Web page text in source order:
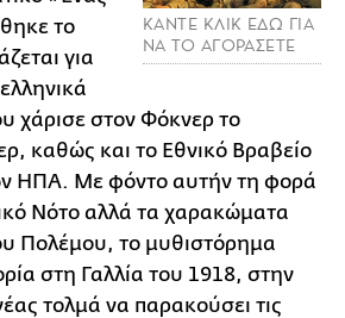
ΚΑΝΤΕ ΚΛΙΚ ΕΔΩ ΓΙΑ
ΝΑ ΤΟ ΑΓΟΡΑΣΕΤΕ
το
για
χάρισε στον Φόκνερ το
καθώς και το Εθνικό Βραβείο
ΗΠΑ. Με φόντο αυτήν τη φορά
Νότο αλλά τα χαρακώματα
Πολέμου, το μυθιστόρημα
στη Γαλλία του 1918, στην
τολμά να παρακούσει τις